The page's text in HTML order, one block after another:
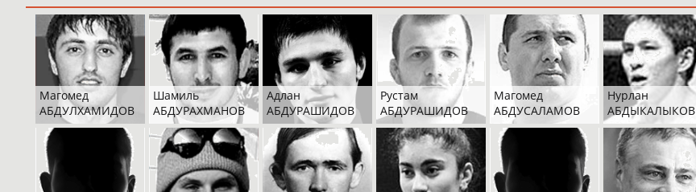
Магомед
АБДУЛХАМИДОВ
Шамиль
АБДУРАХМАНОВ
Адлан
АБДУРАШИДОВ
Рустам
АБДУРАШИДОВ
Магомед
АБДУСАЛАМОВ
Нурлан
АБДЫКАЛЫКОВ